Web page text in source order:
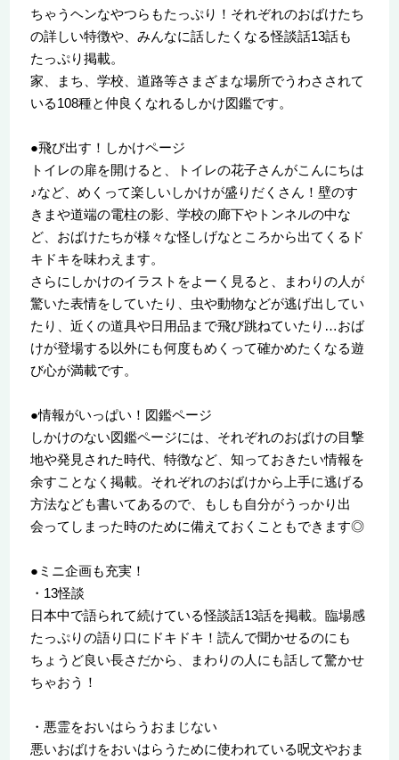
ちゃうヘンなやつらもたっぷり！それぞれのおばけたち
の詳しい特徴や、みんなに話したくなる怪談話13話も
たっぷり掲載。
家、まち、学校、道路等さまざまな場所でうわさされて
いる108種と仲良くなれるしかけ図鑑です。
●飛び出す！しかけページ
トイレの扉を開けると、トイレの花子さんがこんにちは
♪など、めくって楽しいしかけが盛りだくさん！壁のす
きまや道端の電柱の影、学校の廊下やトンネルの中な
ど、おばけたちが様々な怪しげなところから出てくるド
キドキを味わえます。
さらにしかけのイラストをよーく見ると、まわりの人が
驚いた表情をしていたり、虫や動物などが逃げ出してい
たり、近くの道具や日用品まで飛び跳ねていたり…おば
けが登場する以外にも何度もめくって確かめたくなる遊
び心が満載です。
●情報がいっぱい！図鑑ページ
しかけのない図鑑ページには、それぞれのおばけの目撃
地や発見された時代、特徴など、知っておきたい情報を
余すことなく掲載。それぞれのおばけから上手に逃げる
方法なども書いてあるので、もしも自分がうっかり出
会ってしまった時のために備えておくこともできます◎
●ミニ企画も充実！
・13怪談
日本中で語られて続けている怪談話13話を掲載。臨場感
たっぷりの語り口にドキドキ！読んで聞かせるのにも
ちょうど良い長さだから、まわりの人にも話して驚かせ
ちゃおう！
・悪霊をおいはらうおまじない
悪いおばけをおいはらうために使われている呪文やおま